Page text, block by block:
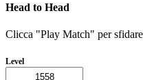
Head to Head
Clicca "Play Match" per
Level